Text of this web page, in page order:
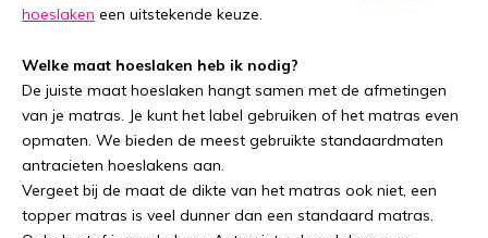
hoeslaken een uitstekende keuze.
Welke maat hoeslaken heb ik nodig?
De juiste maat hoeslaken hangt samen met de afmetingen
van je matras. Je kunt het label gebruiken of het matras even
opmaten. We bieden de meest gebruikte standaardmaten
antracieten hoeslakens aan.
Vergeet bij de maat de dikte van het matras ook niet, een
topper matras is veel dunner dan een standaard matras.